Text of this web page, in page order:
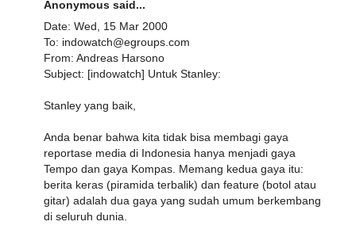
Anonymous said...
Date: Wed, 15 Mar 2000
To: indowatch@egroups.com
From: Andreas Harsono
Subject: [indowatch] Untuk Stanley:
Stanley yang baik,
Anda benar bahwa kita tidak bisa membagi gaya
reportase media di Indonesia hanya menjadi gaya
Tempo dan gaya Kompas. Memang kedua gaya itu:
berita keras (piramida terbalik) dan feature (botol atau
gitar) adalah dua gaya yang sudah umum berkembang
di seluruh dunia.